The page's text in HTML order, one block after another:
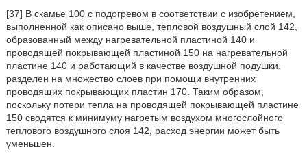
[37] В скамье 100 с подогревом в соответствии с изобретением,
выполненной как описано выше, тепловой воздушный слой 142,
образованный между нагревательной пластиной 140 и
проводящей покрывающей пластиной 150 на нагревательной
пластине 140 и работающий в качестве воздушной подушки,
разделен на множество слоев при помощи внутренних
проводящих покрывающих пластин 170. Таким образом,
поскольку потери тепла на проводящей покрывающей пластине
150 сводятся к минимуму нагретым воздухом многослойного
теплового воздушного слоя 142, расход энергии может быть
уменьшен.